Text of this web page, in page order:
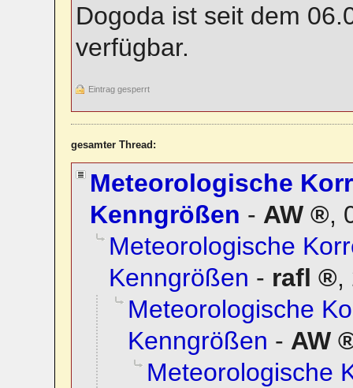
Dogoda ist seit dem
verfügbar.
Eintrag gesperrt
gesamter Thread:
Meteorologische
Kenngrößen - AW ,
Meteorologische
Kenngrößen - rafl ,
Meteorologische
Kenngrößen - AW
Meteorologische